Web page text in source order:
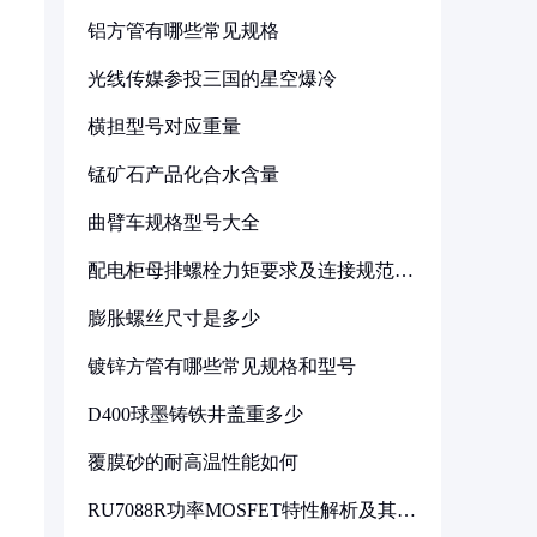
铝方管有哪些常见规格
光线传媒参投三国的星空爆冷
横担型号对应重量
锰矿石产品化合水含量
曲臂车规格型号大全
配电柜母排螺栓力矩要求及连接规范详
膨胀螺丝尺寸是多少
镀锌方管有哪些常见规格和型号
D400球墨铸铁井盖重多少
覆膜砂的耐高温性能如何
RU7088R功率MOSFET特性解析及其在